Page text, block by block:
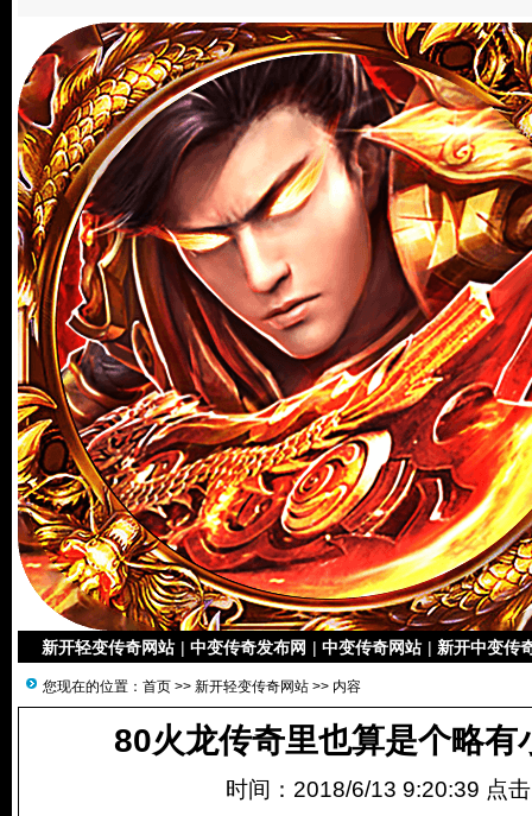
新开轻变传奇网站 | 中变传奇发布网 | 中变传奇网站 | 新开中变传
您现在的位置： 首页 >> 新开轻变传奇网站 >> 内容
80火龙传奇里也算是个略有
时间：2018/6/13 9:20:39 点